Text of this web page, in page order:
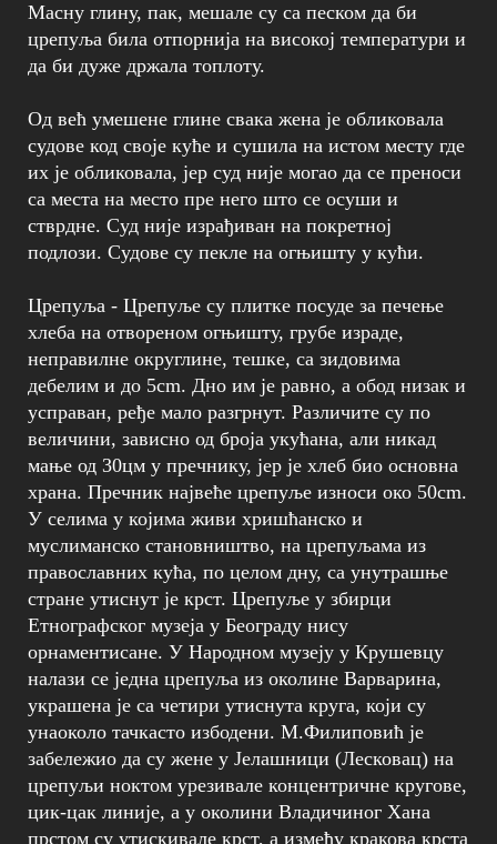
Масну глину, пак, мешале су са песком да би
црепуља била отпорнија на високој температури и
да би дуже држала топлоту.
Од већ умешене глине свака жена је обликовала
судове код своје куће и сушила на истом месту где
их је обликовала, јер суд није могао да се преноси
са места на место пре него што се осуши и
стврдне. Суд није израђиван на покретној
подлози. Судове су пекле на огњишту у кући.
Црепуља - Црепуље су плитке посуде за печење
хлеба на отвореном огњишту, грубе израде,
неправилне округлине, тешке, са зидовима
дебелим и до 5cm. Дно им је равно, а обод низак и
усправан, ређе мало разгрнут. Различите су по
величини, зависно од броја укућана, али никад
мање од 30цм у пречнику, јер је хлеб био основна
храна. Пречник највеће црепуље износи око 50cm.
У селима у којима живи хришћанско и
муслиманско становништво, на црепуљама из
православних кућа, по целом дну, са унутрашње
стране утиснут је крст. Црепуље у збирци
Етнографског музеја у Београду нису
орнаментисане. У Народном музеју у Крушевцу
налази се једна црепуља из околине Варварина,
украшена је са четири утиснута круга, који су
унаоколо тачкасто избодени. М.Филиповић је
забележио да су жене у Јелашници (Лесковац) на
црепуљи ноктом урезивале концентричне кругове,
цик-цак линије, а у околини Владичиног Хана
прстом су утискивале крст, а између кракова крста